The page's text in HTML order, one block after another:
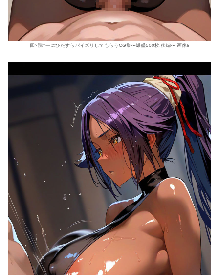
四×院×一にひたすらパイズリしてもらうCG集〜爆盛500枚:後編〜 画像8